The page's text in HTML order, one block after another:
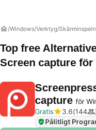
Windows Verktyg
Top free
Screen capture för
capture för
Gratis
3.6 144
Pålitligt